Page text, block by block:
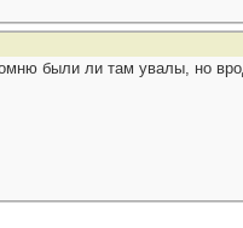
были ли там увалы, но